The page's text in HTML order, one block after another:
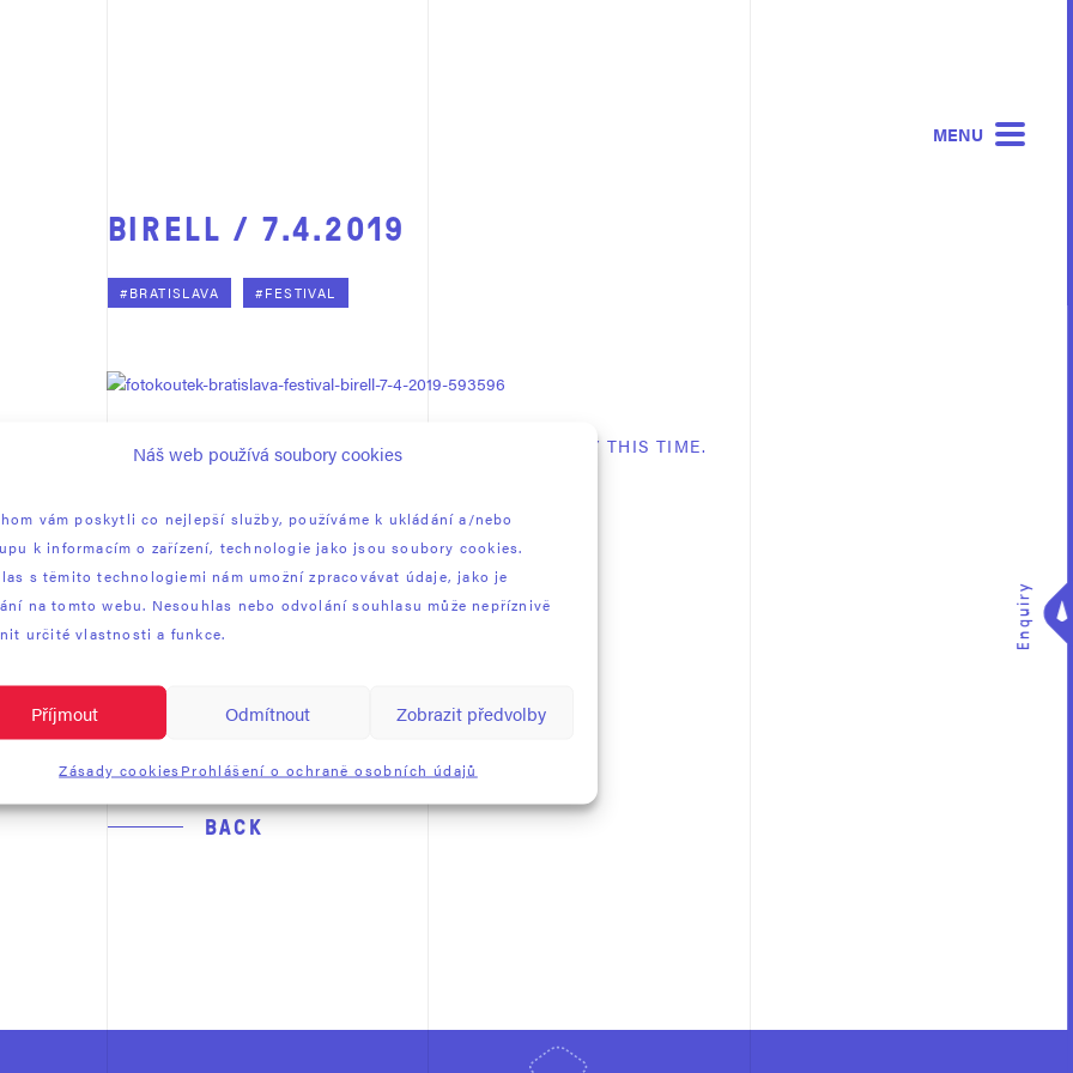
Náš web používá soubory cookies
vám poskytli co nejlepší služby, používáme k ukládání a/nebo
k informacím o zařízení, technologie jako jsou soubory cookies.
s těmito technologiemi nám umožní zpracovávat údaje, jako je
na tomto webu. Nesouhlas nebo odvolání souhlasu může nepříznivě
určité vlastnosti a funkce.
Příjmout Odmítnout Zobrazit předvolby
Zásady cookiesProhlášení o ochraně osobních údajů
MENU
BIRELL / 7.4.2019
#BRATISLAVA #FESTIVAL
FOTONAUT PROBABLY LANDED ON A PRIVATE PARTY THIS TIME.
PLEASE ENTER THE PASSWORD.
BACK
Enquiry